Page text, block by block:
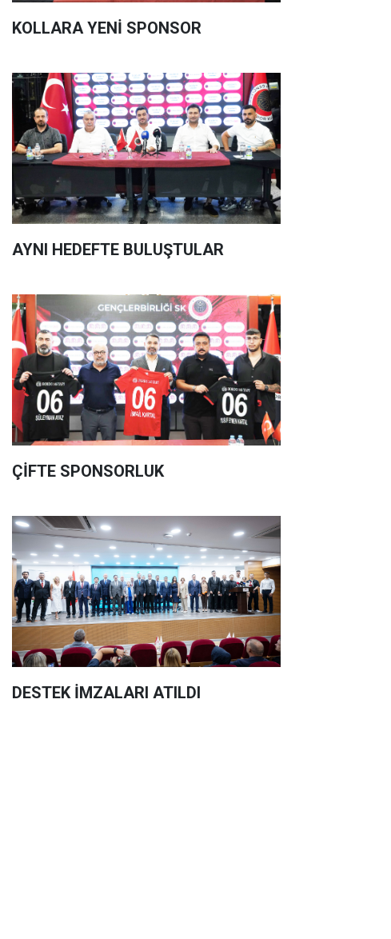
KOLLARA YENİ SPONSOR
AYNI HEDEFTE BULUŞTULAR
ÇİFTE SPONSORLUK
DESTEK İMZALARI ATILDI